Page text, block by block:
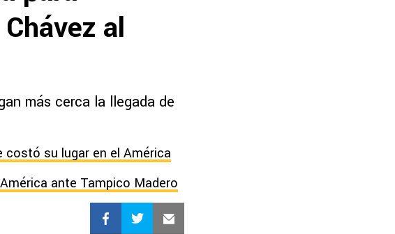
al
más cerca la llegada de
costó su lugar en el América
ante Tampico Madero